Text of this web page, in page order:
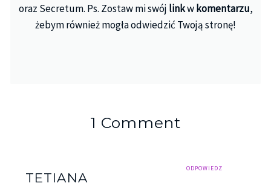
oraz Secretum. Ps. Zostaw mi swój linkwkomentarzu,
żebym również mogła odwiedzić Twoją stronę!
1 Comment
ODPOWIEDZ
TETIANA